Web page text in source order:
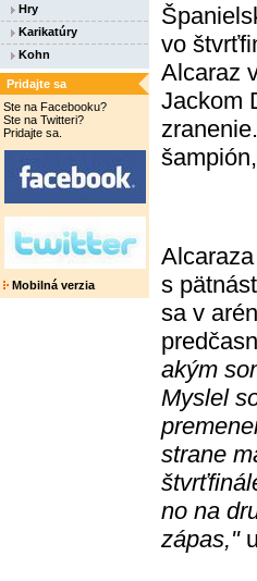
Hry
Karikatúry
Kohn
Pridajte sa
Ste na Facebooku?
Ste na Twitteri?
Pridajte sa.
Mobilná verzia
vo
Alcaraz
Jackom
s
sa v
akým
Myslel
strane
no na
zápas,"